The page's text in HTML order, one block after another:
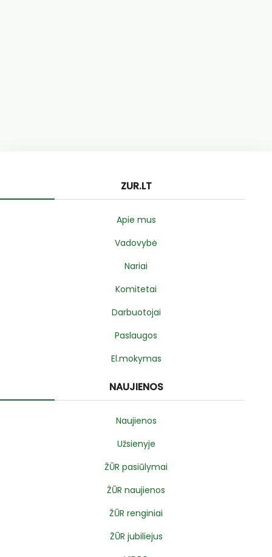
ZUR.LT
Apie mus
Vadovybė
Nariai
Komitetai
Darbuotojai
Paslaugos
El.mokymas
NAUJIENOS
Naujienos
Užsienyje
ŽŪR pasiūlymai
ŽŪR naujienos
ŽŪR renginiai
ŽŪR jubiliejus